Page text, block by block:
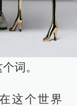
词。
这个世界